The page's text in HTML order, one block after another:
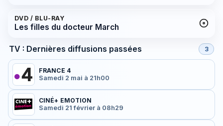
DVD / BLU-RAY
Les filles du docteur March
TV : Dernières diffusions passées 3
FRANCE 4
Samedi 2 mai à 21h00
CINÉ+ EMOTION
Samedi 21 février à 08h29